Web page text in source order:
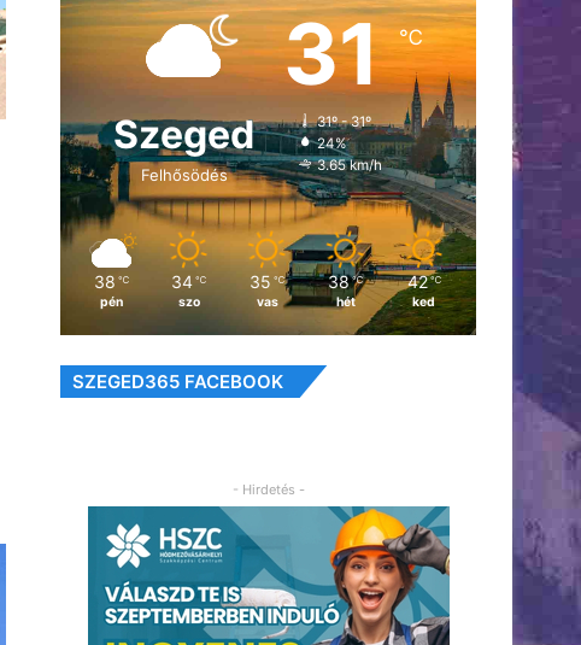
Szeged
Felhősödés
31℃
31º - 31º
24%
3.65 km/h
38 ℃
pén
34 ℃
szo
35 ℃
vas
38 ℃
hét
42 ℃
ked
SZEGED365 FACEBOOK
- Hirdetés -